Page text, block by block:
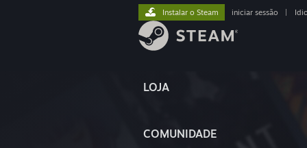
LOJA
COMUNIDADE
Instalar o Steam iniciar sessão